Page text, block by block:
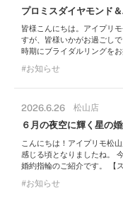
プロミスダイヤモンド
皆様こんにちは。アイプリ
すが、皆様いかがお過ごし
時期にブライダルリングを
お知らせ
2026.6.26 松山店
６月の夜空に輝く星の
こんにちは！アイプリモ松
感じる頃となりましたね。
婚約指輪のご紹介です。 【
お知らせ